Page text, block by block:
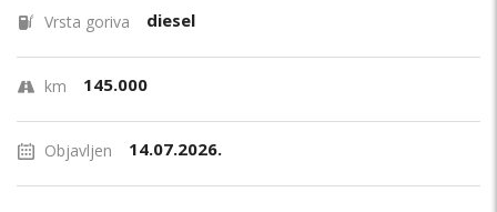
Vrsta goriva diesel
km 145.000
Objavljen 14.07.2026.